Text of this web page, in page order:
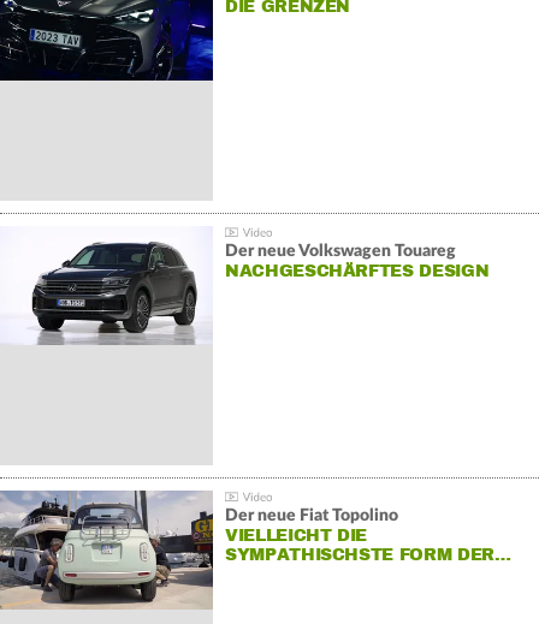
DIE GRENZEN
Der neue Volkswagen Touareg
NACHGESCHÄRFTES DESIGN
Der neue Fiat Topolino
VIELLEICHT DIE
SYMPATHISCHSTE FORM DER…